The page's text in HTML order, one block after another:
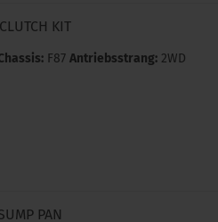
KIT
F87 Antriebsstrang: 2WD
PAN